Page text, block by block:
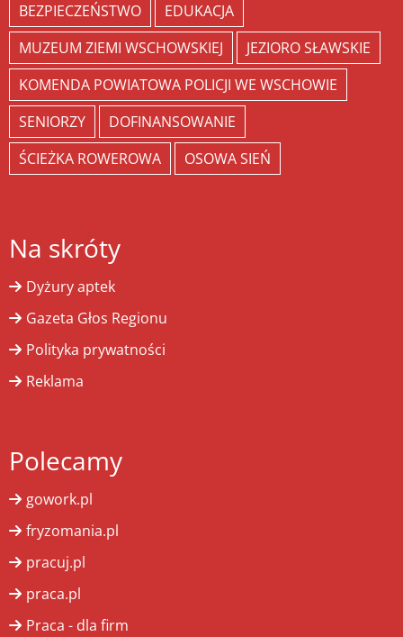
BEZPIECZEŃSTWO
EDUKACJA
MUZEUM ZIEMI WSCHOWSKIEJ
JEZIORO SŁAWSKIE
KOMENDA POWIATOWA POLICJI WE WSCHOWIE
SENIORZY
DOFINANSOWANIE
ŚCIEŻKA ROWEROWA
OSOWA SIEŃ
Na skróty
Dyżury aptek
Gazeta Głos Regionu
Polityka prywatności
Reklama
Polecamy
gowork.pl
fryzomania.pl
pracuj.pl
praca.pl
Praca - dla firm